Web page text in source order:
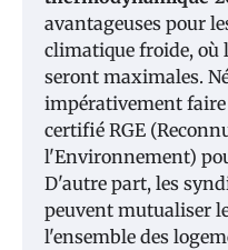
avantageuses pour
climatique froide, où
seront maximales.
impérativement
certifié RGE
l'Environnement)
D'autre part, les
peuvent mutualiser
l'ensemble des